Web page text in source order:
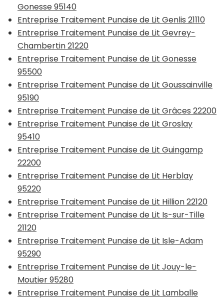
Gonesse 95140
Entreprise Traitement Punaise de Lit Genlis 21110
Entreprise Traitement Punaise de Lit Gevrey-
Chambertin 21220
Entreprise Traitement Punaise de Lit Gonesse
95500
Entreprise Traitement Punaise de Lit Goussainville
95190
Entreprise Traitement Punaise de Lit Grâces 22200
Entreprise Traitement Punaise de Lit Groslay
95410
Entreprise Traitement Punaise de Lit Guingamp
22200
Entreprise Traitement Punaise de Lit Herblay
95220
Entreprise Traitement Punaise de Lit Hillion 22120
Entreprise Traitement Punaise de Lit Is-sur-Tille
21120
Entreprise Traitement Punaise de Lit Isle-Adam
95290
Entreprise Traitement Punaise de Lit Jouy-le-
Moutier 95280
Entreprise Traitement Punaise de Lit Lamballe